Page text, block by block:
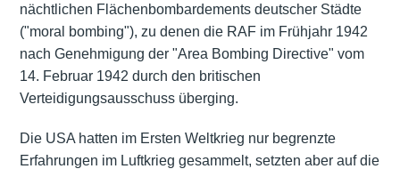
nächtlichen Flächenbombardements deutscher Städte
("moral bombing"), zu denen die RAF im Frühjahr 1942
nach Genehmigung der "Area Bombing Directive" vom
14. Februar 1942 durch den britischen
Verteidigungsausschuss überging.
Die USA hatten im Ersten Weltkrieg nur begrenzte
Erfahrungen im Luftkrieg gesammelt, setzten aber auf die